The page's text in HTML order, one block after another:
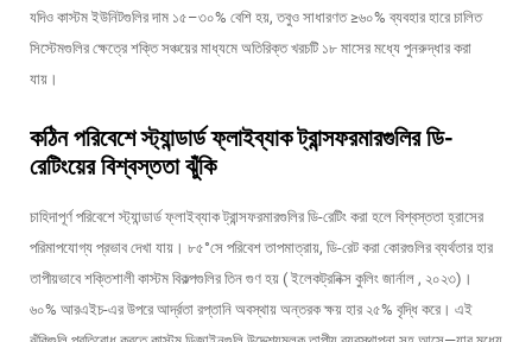
যদিও কাস্টম ইউনিটগুলির দাম ১৫–৩০% বেশি হয়, তবুও সাধারণত ≥৬০% ব্যবহার হারে চালিত
সিস্টেমগুলির ক্ষেত্রে শক্তি সঞ্চয়ের মাধ্যমে অতিরিক্ত খরচটি ১৮ মাসের মধ্যে পুনরুদ্ধার করা
যায়।
কঠিন পরিবেশে স্ট্যান্ডার্ড ফ্লাইব্যাক ট্রান্সফরমারগুলির ডি-
রেটিংয়ের বিশ্বস্ততা ঝুঁকি
চাহিদাপূর্ণ পরিবেশে স্ট্যান্ডার্ড ফ্লাইব্যাক ট্রান্সফরমারগুলির ডি-রেটিং করা হলে বিশ্বস্ততা হ্রাসের
পরিমাপযোগ্য প্রভাব দেখা যায়। ৮৫°সে পরিবেশ তাপমাত্রায়, ডি-রেট করা কোরগুলির ব্যর্থতার হার
তাপীয়ভাবে শক্তিশালী কাস্টম বিকল্পগুলির তিন গুণ হয় ( ইলেকট্রনিক্স কুলিং জার্নাল , ২০২৩)।
৬০% আরএইচ-এর উপরে আর্দ্রতা রপ্তানি অবস্থায় অন্তরক ক্ষয় হার ২৫% বৃদ্ধি করে। এই